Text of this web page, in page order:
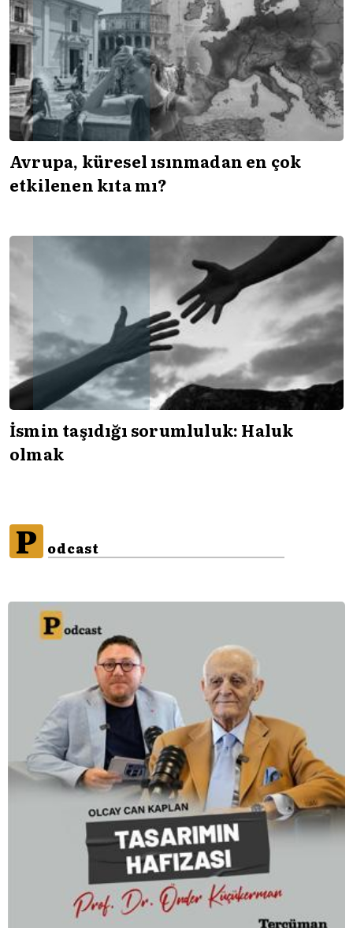
Avrupa, küresel ısınmadan en çok
etkilenen kıta mı?
İsmin taşıdığı sorumluluk: Haluk
olmak
P odcast